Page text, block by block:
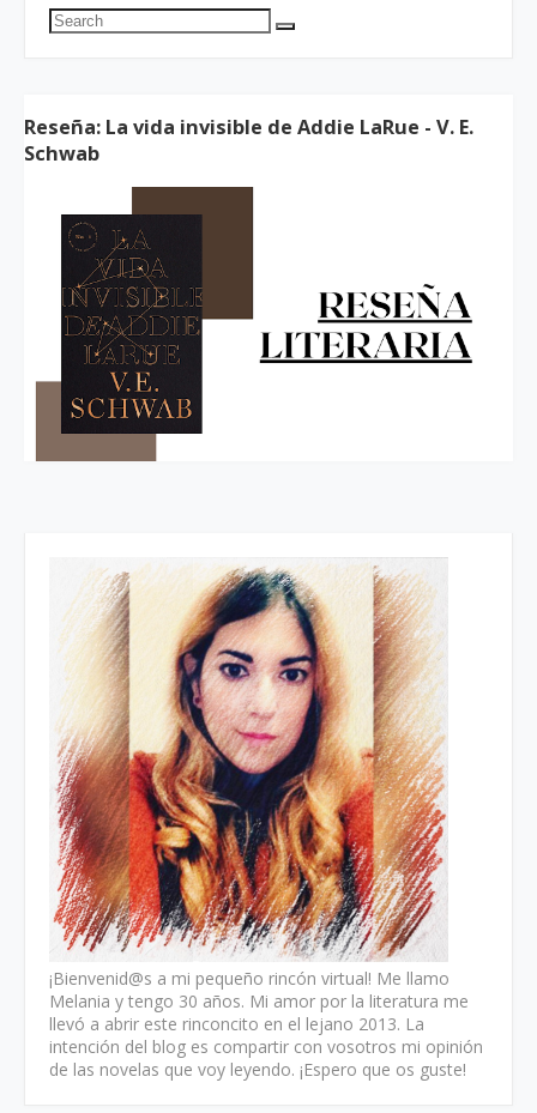
Reseña: La vida invisible de Addie LaRue - V. E.
Schwab
¡Bienvenid@s a mi pequeño rincón virtual! Me llamo
Melania y tengo 30 años. Mi amor por la literatura me
llevó a abrir este rinconcito en el lejano 2013. La
intención del blog es compartir con vosotros mi opinión
de las novelas que voy leyendo. ¡Espero que os guste!